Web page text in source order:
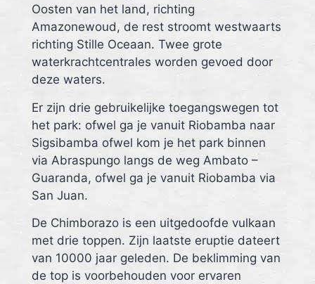
Oosten van het land, richting
Amazonewoud, de rest stroomt westwaarts
richting Stille Oceaan. Twee grote
waterkrachtcentrales worden gevoed door
deze waters.
Er zijn drie gebruikelijke toegangswegen tot
het park: ofwel ga je vanuit Riobamba naar
Sigsibamba ofwel kom je het park binnen
via Abraspungo langs de weg Ambato –
Guaranda, ofwel ga je vanuit Riobamba via
San Juan.
De Chimborazo is een uitgedoofde vulkaan
met drie toppen. Zijn laatste eruptie dateert
van 10000 jaar geleden. De beklimming van
de top is voorbehouden voor ervaren